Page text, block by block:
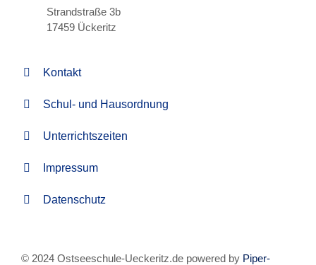
Strandstraße 3b
17459 Ückeritz
Kontakt
Schul- und Hausordnung
Unterrichtszeiten
Impressum
Datenschutz
© 2024 Ostseeschule-Ueckeritz.de powered by Piper-